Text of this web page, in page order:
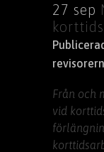
27 sep
Från och
vid